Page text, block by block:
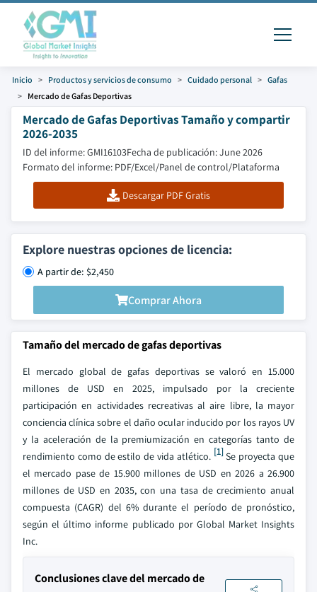
Inicio Productos y servicios de consumo Cuidado personal
Gafas
Mercado de Gafas Deportivas
Mercado de Gafas Deportivas Tamaño y compartir
2026-2035
ID del informe: GMI16103Fecha de publicación: June 2026
Formato del informe: PDF/Excel/Panel de control/Plataforma
Descargar PDF Gratis
Explore nuestras opciones de licencia:
A partir de: $2,450
Comprar Ahora
Tamaño del mercado de gafas deportivas
El mercado global de gafas deportivas se valoró en 15.000
millones de USD en 2025, impulsado por la creciente
participación en actividades recreativas al aire libre, la mayor
conciencia clínica sobre el daño ocular inducido por los rayos UV
y la aceleración de la premiumización en categorías tanto de
rendimiento como de estilo de vida atlético. [1]Se proyecta que
el mercado pase de 15.900 millones de USD en 2026 a 26.900
millones de USD en 2035, con una tasa de crecimiento anual
compuesta (CAGR) del 6% durante el período de pronóstico,
según el último informe publicado por Global Market Insights
Inc.
Conclusiones clave del mercado de